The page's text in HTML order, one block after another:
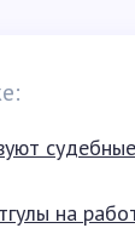
на